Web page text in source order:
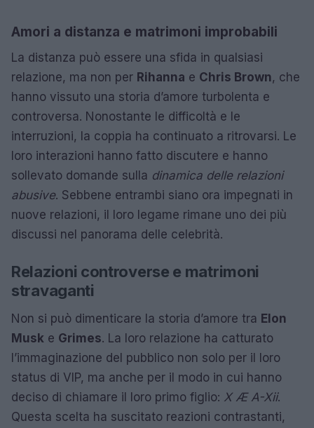
Amori a distanza e matrimoni improbabili
La distanza può essere una sfida in qualsiasi
relazione, ma non per Rihanna e Chris Brown, che
hanno vissuto una storia d’amore turbolenta e
controversa. Nonostante le difficoltà e le
interruzioni, la coppia ha continuato a ritrovarsi. Le
loro interazioni hanno fatto discutere e hanno
sollevato domande sulla dinamica delle relazioni
abusive. Sebbene entrambi siano ora impegnati in
nuove relazioni, il loro legame rimane uno dei più
discussi nel panorama delle celebrità.
Relazioni controverse e matrimoni
stravaganti
Non si può dimenticare la storia d’amore tra Elon
Musk e Grimes. La loro relazione ha catturato
l’immaginazione del pubblico non solo per il loro
status di VIP, ma anche per il modo in cui hanno
deciso di chiamare il loro primo figlio: X Æ A-Xii.
Questa scelta ha suscitato reazioni contrastanti,